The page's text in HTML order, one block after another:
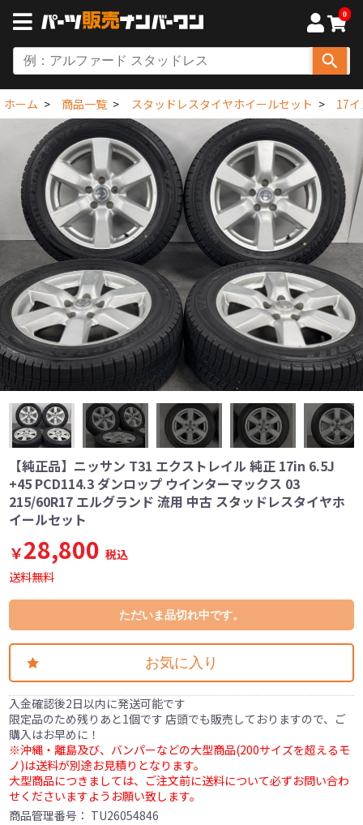
0
ホーム 商品一覧 スタッドレスタイヤホイールセット 17
【純正品】ニッサン T31 エクストレイル 純正 17in 6.5J
+45 PCD114.3 ダンロップ ウインターマックス 03
215/60R17 エルグランド 流用 中古 スタッドレスタイヤホ
イールセット
￥28,800 税込
送料無料
ただいま品切れ中です。
お気に入り
入金確認後2日以内に発送可能です
限定品のため残りあと1個です 店頭でも販売しておりますので、ご
購入はお早めに！
※沖縄・離島及び、バンパーなどの大型商品(200サイズを超えるモ
ノ)は送料が別途お見積りとなります。
大型商品につきましては、ご注文前に送料について必ずお問い合わ
せくださいますようお願い致します。
商品管理番号： TU26054846